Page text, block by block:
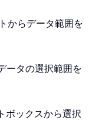
からデータ範囲を
ータの選択範囲を
ボックスから選択